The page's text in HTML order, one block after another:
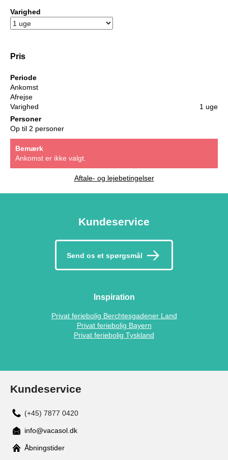
Varighed
Pris
Periode
Ankomst
Afrejse
Varighed
1 uge
Personer
Op til 2 personer
Bemærk
Ankomst er ikke valgt.
Aftale- og lejebetingelser
Kundeservice
Send os et spørgsmål
Inspiration
Privat feriebolig Berchtesgadener Land
Privat feriebolig Bayern
Privat feriebolig Tyskland
Kundeservice
(+45) 7877 0420
info@vacasol.dk
Åbningstider